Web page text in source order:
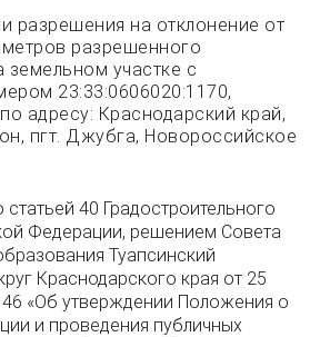
разрешения на отклонение от
разрешенного
земельном участке с
23:33:0606020:1170,
адресу: Краснодарский край,
пгт. Джубга, Новороссийское
статьей 40 Градостроительного
Федерации, решением Совета
Туапсинский
Краснодарского края от 25
«Об утверждении Положения о
и проведения публичных